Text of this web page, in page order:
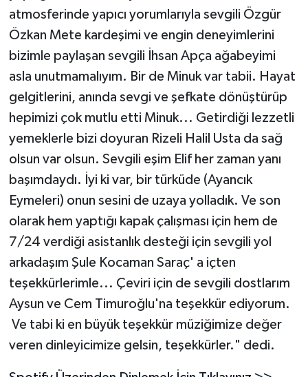
atmosferinde yapıcı yorumlarıyla sevgili Özgür
Özkan Mete kardeşimi ve engin deneyimlerini
bizimle paylaşan sevgili İhsan Apça ağabeyimi
asla unutmamalıyım. Bir de Minuk var tabii. Hayat
gelgitlerini, anında sevgi ve şefkate dönüştürüp
hepimizi çok mutlu etti Minuk... Getirdiği lezzetli
yemeklerle bizi doyuran Rizeli Halil Usta da sağ
olsun var olsun. Sevgili eşim Elif her zaman yanı
başımdaydı. İyi ki var, bir türküde (Ayancık
Eymeleri) onun sesini de uzaya yolladık. Ve son
olarak hem yaptığı kapak çalışması için hem de
7/24 verdiği asistanlık desteği için sevgili yol
arkadaşım Şule Kocaman Saraç' a içten
teşekkürlerimle... Çeviri için de sevgili dostlarım
Aysun ve Cem Timuroğlu'na teşekkür ediyorum.
Ve tabi ki en büyük teşekkür müziğimize değer
veren dinleyicimize gelsin, teşekkürler." dedi.